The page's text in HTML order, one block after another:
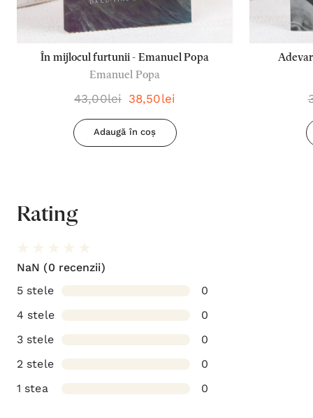
În mijlocul furtunii - Emanuel Popa
Emanuel Popa
43,00lei 38,50lei
Adaugă în coș
Rating
NaN (0 recenzii)
5 stele
0
4 stele
0
3 stele
0
2 stele
0
1 stea
0